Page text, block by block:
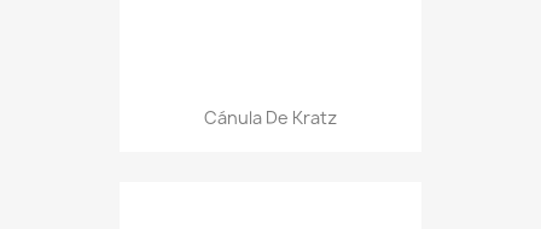
Cánula De Kratz